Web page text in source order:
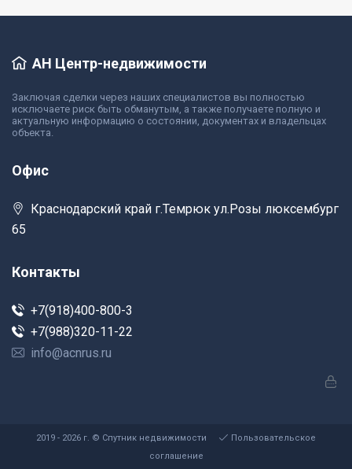
АН Центр-недвижимости
Заключая сделки через наших специалистов вы полностью
исключаете риск быть обманутым, а также получаете полную и
актуальную информацию о состоянии, документах и владельцах
объекта.
Офис
Краснодарский край г.Темрюк ул.Розы люксембург
65
Контакты
+7(918)400-800-3
+7(988)320-11-22
info@acnrus.ru
2019 - 2026 г. © Спутник недвижимости
Пользовательское
соглашение